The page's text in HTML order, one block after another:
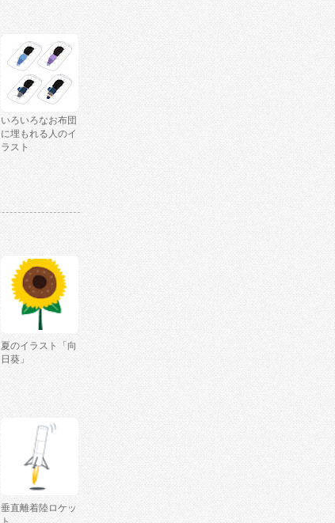
いろいろなお布団
に埋もれる人のイ
ラスト
夏のイラスト「向
日葵」
垂直離着陸ロケッ